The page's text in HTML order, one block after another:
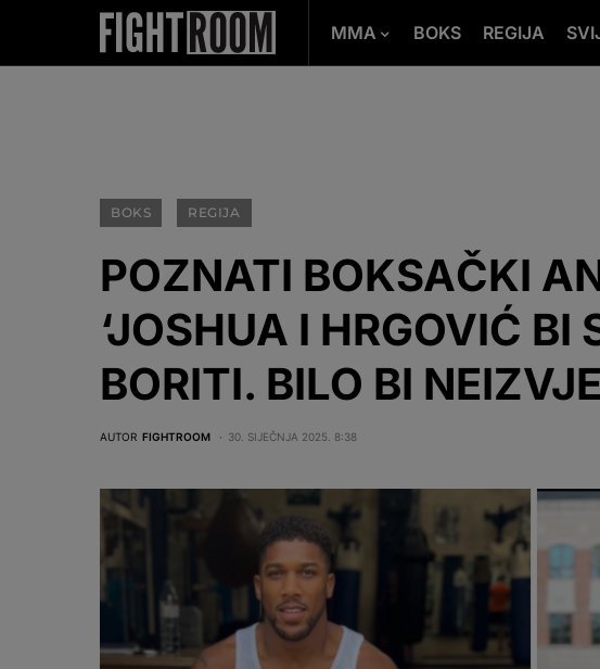
MMA BOKS REGIJA
BOKS REGIJA
POZNATI BOKSAČKI
‘JOSHUA I HRGOVIĆ BI
BORITI. BILO BI
AUTOR FIGHTROOM 30. SIJEČNJA 2025. 8:38